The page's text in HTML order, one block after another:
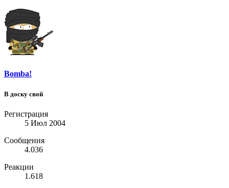
Bomba!
В доску свой
Регистрация
5 Июл 2004
Сообщения
4.036
Реакции
1.618